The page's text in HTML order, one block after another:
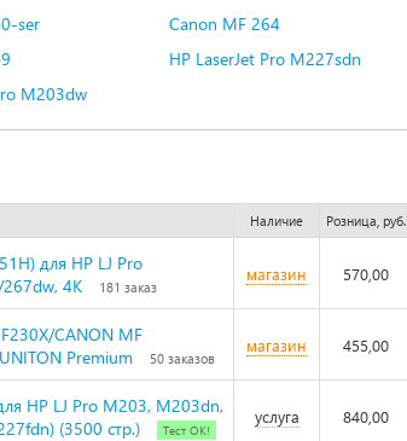
ser
Canon MF 264
HP LaserJet Pro M227sdn
M203dw
Наличие Розница, руб.
для HP LJ Pro
4K
181 заказ
магазин 570,00
CANON MF
Premium
50 заказов
магазин 455,00
HP LJ Pro M203, M203dn,
(3500 стр.)
Тест ОК!
услуга 840,00